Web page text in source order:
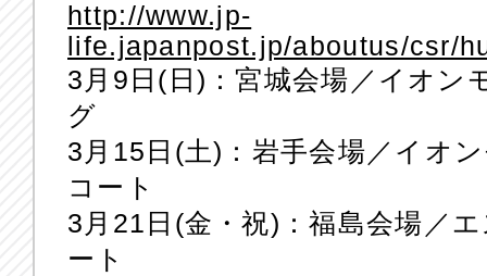
http://www.jp-
life.japanpost.jp/aboutus/csr/
3月9日(日)：宮城会場／イオン
グ
3月15日(土)：岩手会場／イオ
コート
3月21日(金・祝)：福島会場／
ート